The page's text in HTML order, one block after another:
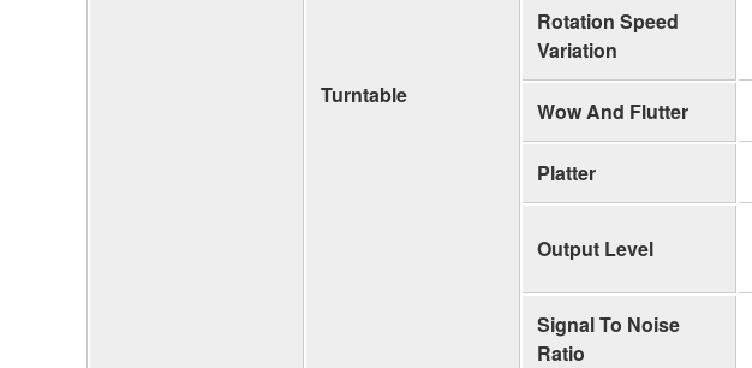
Turntable
Rotation Speed
Variation
Wow And Flutter
Platter
Output Level
Signal To Noise
Ratio